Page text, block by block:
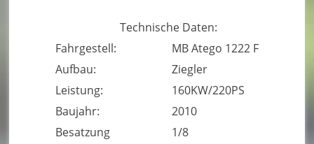
Technische Daten:
Fahrgestell:
MB Atego 1222 F
Aufbau:
Ziegler
Leistung:
160KW/220PS
Baujahr:
2010
Besatzung
1/8